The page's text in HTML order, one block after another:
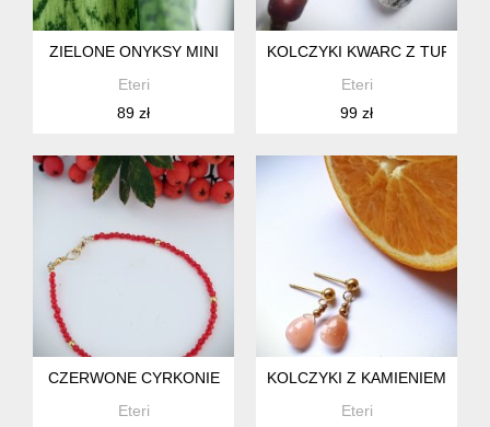
ZIELONE ONYKSY MINI
Eteri
89 zł
KOLCZYKI KWARC Z
Eteri
99 zł
CZERWONE CYRKONIE
Eteri
KOLCZYKI Z KAMIENIEM
Eteri